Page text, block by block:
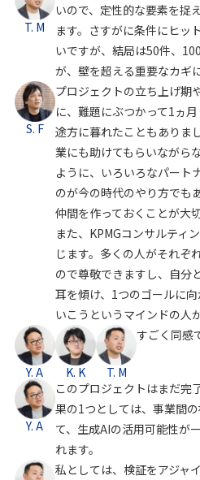
T. M
いので、定性的な要素を捉
ます。さすがに条件にヒッ
いですが、結局は50件、
が、壁を超える重要なカギ
S. F
プロジェクトの立ち上げ期
に、難題にぶつかって1ヵ
途方に暮れたこともありま
業にも助けてもらいながら
ように、いろいろなパート
のが今の時代のやり方でも
仲間を作っておくことが大
また、KPMGコンサルティ
じます。多くの人がそれぞ
ので尊敬できますし、自分
耳を傾け、1つのゴールに
いこうというマインドの人
Y. A K. K T. M
すごく同感
Y. A
このプロジェクトはまだ完
果の1つとしては、事業間
て、生成AIの活用可能性が
れます。
私としては、検証をアジャ